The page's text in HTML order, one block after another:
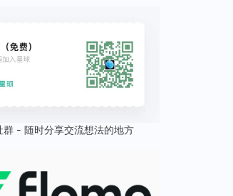
群 - 随时分享交流想法的地方